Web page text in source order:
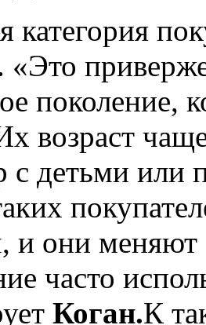
категория
«Это
поколение,
возраст
с детьми или
и они
часто
Коган.К